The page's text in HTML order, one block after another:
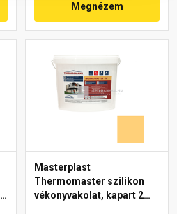
Megnézem
Masterplast
Thermomaster szilikon
vékonyvakolat, kapart 2